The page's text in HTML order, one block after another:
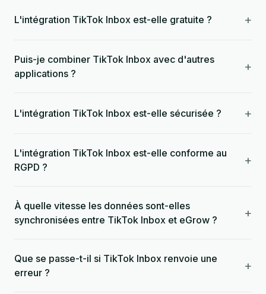
L'intégration TikTok Inbox est-elle gratuite ? +
Puis-je combiner TikTok Inbox avec d'autres
applications ?
+
L'intégration TikTok Inbox est-elle sécurisée ? +
L'intégration TikTok Inbox est-elle conforme au
RGPD ?
+
À quelle vitesse les données sont-elles
synchronisées entre TikTok Inbox et eGrow ?
+
Que se passe-t-il si TikTok Inbox renvoie une
erreur ?
+